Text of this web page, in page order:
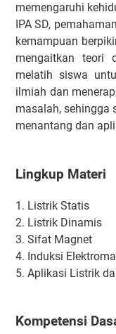
memengaruhi
IPA SD,
kemampuan
mengaitkan teori
melatih siswa
ilmiah dan
masalah, sehingga
menantang dan
Lingkup Materi
1. Listrik Statis
2. Listrik Dinamis
3. Sifat Magnet
4. Induksi
5. Aplikasi Listrik
Kompetensi